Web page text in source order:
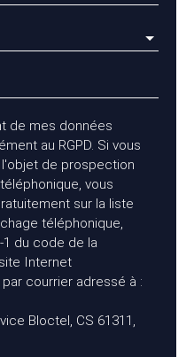
de mes données
au RGPD. Si vous
de prospection
vous
sur la liste
téléphonique,
1 du code de la
Internet
courrier adressé à :
Bloctel, CS 61311,